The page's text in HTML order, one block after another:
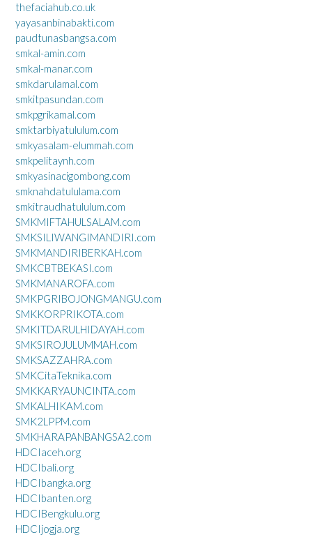
thefaciahub.co.uk
yayasanbinabakti.com
paudtunasbangsa.com
smkal-amin.com
smkal-manar.com
smkdarulamal.com
smkitpasundan.com
smkpgrikamal.com
smktarbiyatululum.com
smkyasalam-elummah.com
smkpelitaynh.com
smkyasinacigombong.com
smknahdatululama.com
smkitraudhatululum.com
SMKMIFTAHULSALAM.com
SMKSILIWANGIMANDIRI.com
SMKMANDIRIBERKAH.com
SMKCBTBEKASI.com
SMKMANAROFA.com
SMKPGRIBOJONGMANGU.com
SMKKORPRIKOTA.com
SMKITDARULHIDAYAH.com
SMKSIROJULUMMAH.com
SMKSAZZAHRA.com
SMKCitaTeknika.com
SMKKARYAUNCINTA.com
SMKALHIKAM.com
SMK2LPPM.com
SMKHARAPANBANGSA2.com
HDCIaceh.org
HDCIbali.org
HDCIbangka.org
HDCIbanten.org
HDCIBengkulu.org
HDCIjogja.org